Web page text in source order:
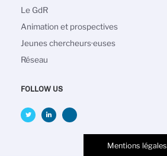
principale
Le GdR
Animation et prospectives
Jeunes chercheurs·euses
Réseau
FOLLOW US
Mentions légales